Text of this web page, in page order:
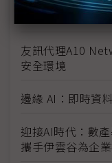
新思科技與台積
友訊代理A10
安全環境
邊緣 AI：即時資
迎接AI時代：數
攜手伊雲谷為企